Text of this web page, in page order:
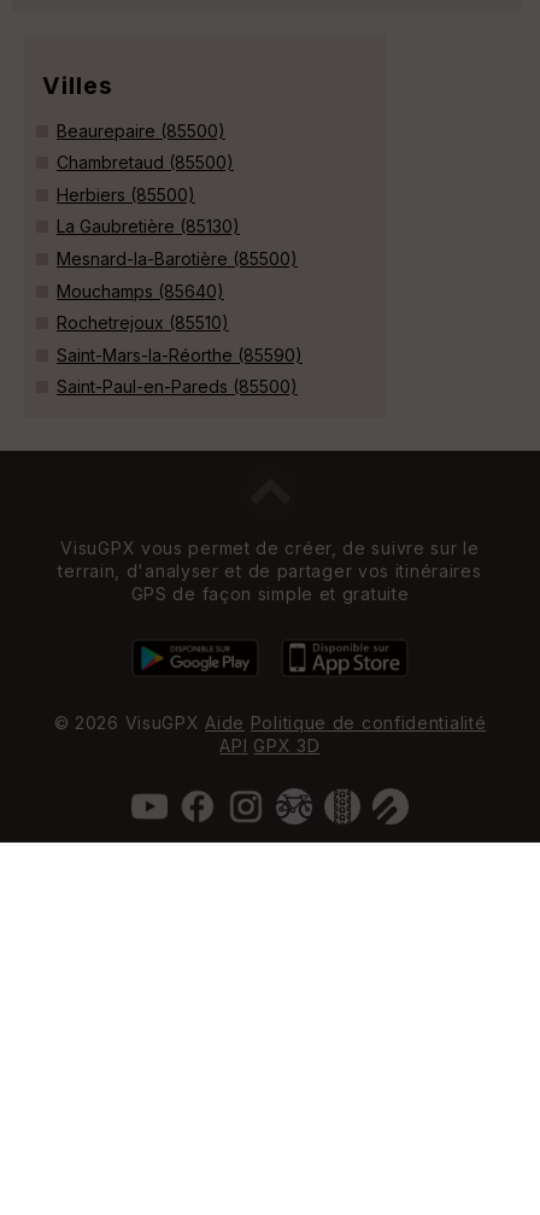
Villes
Beaurepaire (85500)
Chambretaud (85500)
Herbiers (85500)
La Gaubretière (85130)
Mesnard-la-Barotière (85500)
Mouchamps (85640)
Rochetrejoux (85510)
Saint-Mars-la-Réorthe (85590)
Saint-Paul-en-Pareds (85500)
VisuGPX vous permet de créer, de suivre sur le
terrain, d'analyser et de partager vos itinéraires
GPS de façon simple et gratuite
© 2026 VisuGPX Aide Politique de confidentialité
API GPX 3D